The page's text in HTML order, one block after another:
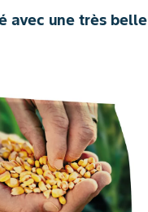
avec une très belle